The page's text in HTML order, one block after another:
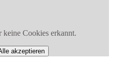
keine Cookies erkannt.
akzeptieren